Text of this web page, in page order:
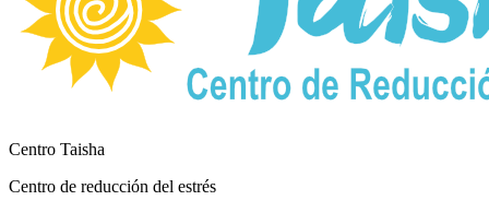
Centro Taisha
Centro de reducción del estrés